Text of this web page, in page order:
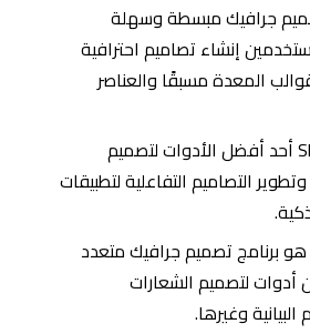
جرافيك مبسطة وسهلة
إنشاء تصاميم احترافية
المعدة مسبقًا والعناصر
: يعتبر Sketch أحد أفضل الأدوات لتصميم
التصاميم التفاعلية لتطبيقات
برنامج تصميم جرافيك متعدد
أدوات لتصميم الشعارات
وغيرها.